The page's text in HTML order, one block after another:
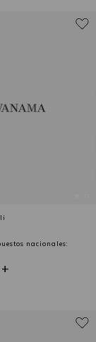
nacionales:
+